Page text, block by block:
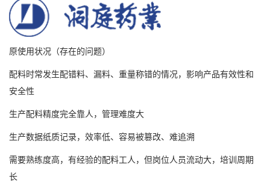
原使用状况（存在的问题）
配料时常发生配错料、漏料、重量称错的情况，影响产品有效性和
安全性
生产配料精度完全靠人，管理难度大
生产数据纸质记录，效率低、容易被篡改、难追溯
需要熟练度高，有经验的配料工人，但岗位人员流动大，培训周期
长